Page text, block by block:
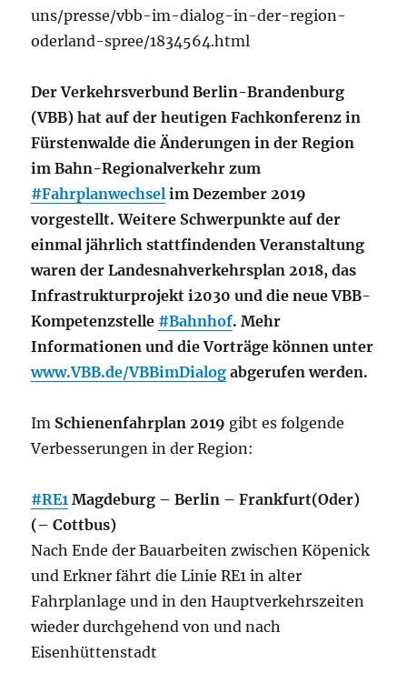
uns/presse/vbb-im-dialog-in-der-region-
oderland-spree/1834564.html
Der Verkehrsverbund Berlin-Brandenburg
(VBB) hat auf der heutigen Fachkonferenz in
Fürstenwalde die Änderungen in der Region
im Bahn-Regionalverkehr zum
#Fahrplanwechsel im Dezember 2019
vorgestellt. Weitere Schwerpunkte auf der
einmal jährlich stattfindenden Veranstaltung
waren der Landesnahverkehrsplan 2018, das
Infrastrukturprojekt i2030 und die neue VBB-
Kompetenzstelle #Bahnhof. Mehr
Informationen und die Vorträge können unter
www.VBB.de/VBBimDialog abgerufen werden.
Im Schienenfahrplan 2019 gibt es folgende
Verbesserungen in der Region:
#RE1 Magdeburg – Berlin – Frankfurt(Oder)
(– Cottbus)
Nach Ende der Bauarbeiten zwischen Köpenick
und Erkner fährt die Linie RE1 in alter
Fahrplanlage und in den Hauptverkehrszeiten
wieder durchgehend von und nach
Eisenhüttenstadt